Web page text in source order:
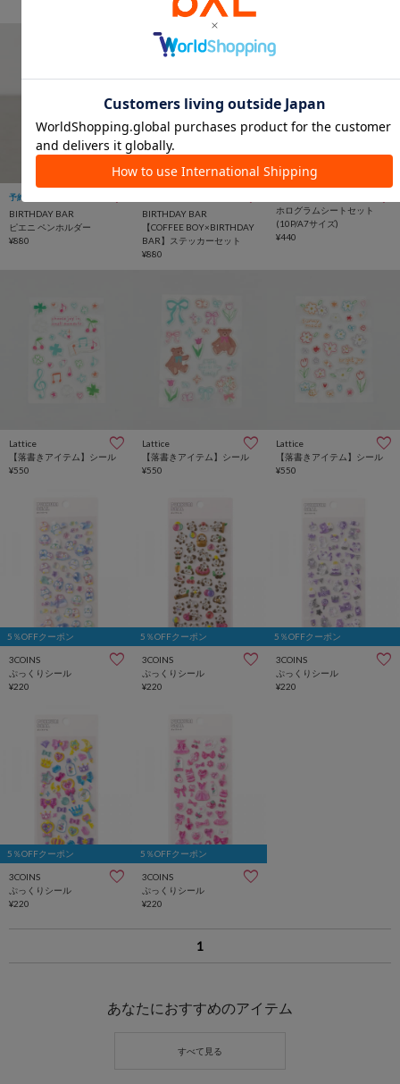
(10P/A5サイズ)
予約
BIRTHDAY BAR
ピエニ ペンホルダー
¥880
BIRTHDAY BAR
【COFFEE BOY×BIRTHDAY
BAR】ステッカーセット
¥880
ホログラムシートセット
(10P/A7サイズ)
¥440
Lattice
【落書きアイテム】シール
¥550
Lattice
【落書きアイテム】シール
¥550
Lattice
【落書きアイテム】シール
¥550
5％OFFクーポン
3COINS
ぷっくりシール
¥220
5％OFFクーポン
3COINS
ぷっくりシール
¥220
5％OFFクーポン
3COINS
ぷっくりシール
¥220
5％OFFクーポン
3COINS
ぷっくりシール
¥220
5％OFFクーポン
3COINS
ぷっくりシール
¥220
1
あなたにおすすめのアイテム